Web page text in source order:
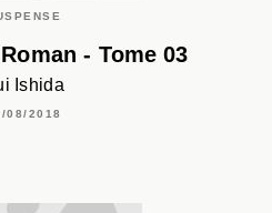
- Tome 03
Ishida
08/2018